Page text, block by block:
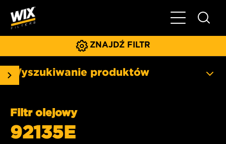
Pokaż/ukryj
ZNAJDŹ FILTR
Wyszukiwanie produktów
Filtr olejowy
92135E